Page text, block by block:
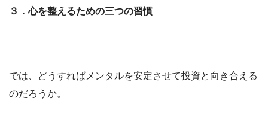
３．心を整えるための三つの習慣
では、どうすればメンタルを安定させて投資と向き合える
のだろうか。